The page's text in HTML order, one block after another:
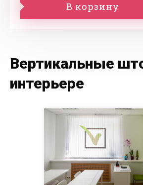
В корзину
Вертикальные
интерьере